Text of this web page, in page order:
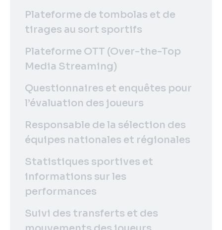
Plateforme de tombolas et de
tirages au sort sportifs
Plateforme OTT (Over-the-Top
Media Streaming)
Questionnaires et enquêtes pour
l’évaluation des joueurs
Responsable de la sélection des
équipes nationales et régionales
Statistiques sportives et
informations sur les
performances
Suivi des transferts et des